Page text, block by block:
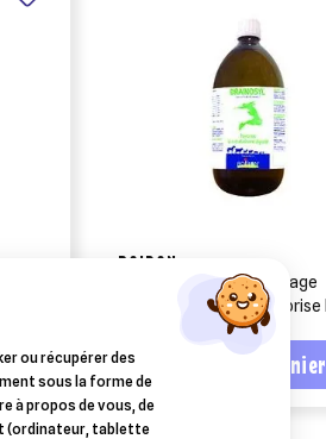
BOIRON
drainosyl (ex-pvb drainage
hépatique) 1 litre - favorise le
métabolisme digestif
58,99 €
Ajouter au panier
ou récupérer des
sous la forme de
à propos de vous, de
(ordinateur, tablette